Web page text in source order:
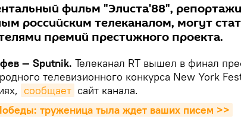
фильм "Элиста'88",
российским телеканалом, могут
премий престижного проекта.
— Sputnik. Телеканал RT вышел в финал
телевизионного конкурса New York
сообщает сайт канала.
труженица тыла ждет ваших писем >>